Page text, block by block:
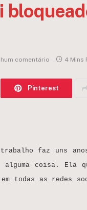
comentário 4 Mins
Pinterest
trabalho faz uns
coisa. Ela
em todas as redes